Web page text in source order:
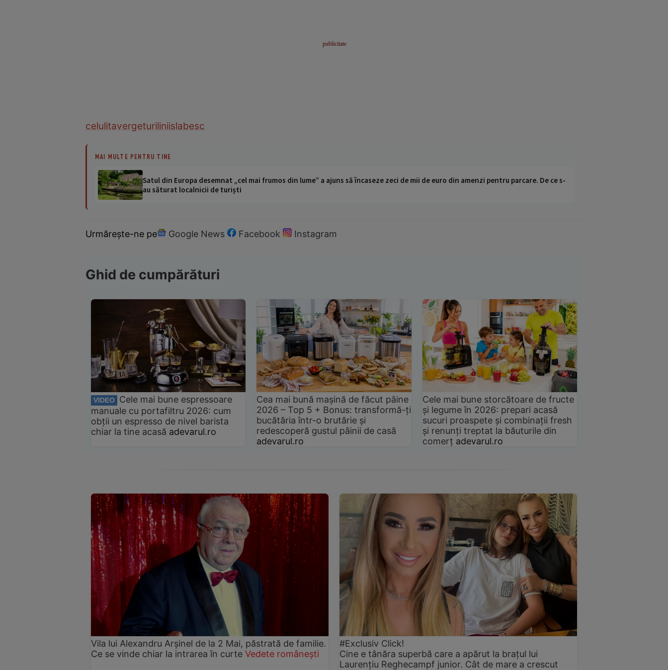
celulitavergeturiliniislabesc
MAI MULTE PENTRU TINE
Satul din Europa desemnat „cel mai frumos din lume” a ajuns să încaseze zeci de mii de euro din amenzi pentru parcare. De ce s-
au săturat localnicii de turiști
Urmărește-ne pe Google News Facebook Instagram
Ghid de cumpărături
VIDEO
Cele mai bune espressoare
manuale cu portafiltru 2026: cum
obții un espresso de nivel barista
chiar la tine acasă adevarul.ro
Cea mai bună mașină de făcut pâine
2026 – Top 5 + Bonus: transformă-ți
bucătăria într-o brutărie și
redescoperă gustul pâinii de casă
adevarul.ro
Cele mai bune storcătoare de fructe
și legume în 2026: prepari acasă
sucuri proaspete și combinații fresh
și renunți treptat la băuturile din
comerț adevarul.ro
Vila lui Alexandru Arșinel de la 2 Mai, păstrată de familie.
Ce se vinde chiar la intrarea în curte Vedete românești
#Exclusiv Click!
Cine e tânăra superbă care a apărut la brațul lui
Laurențiu Reghecampf junior. Cât de mare a crescut